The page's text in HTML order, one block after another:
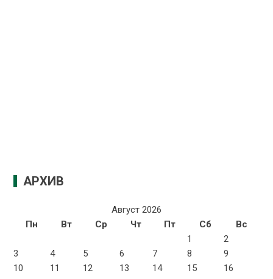
АРХИВ
Август 2026
Пн
Вт Ср Чт Пт Сб
Вс
1
2
3
4 5 6 7 8
9
10
11 12 13 14 15
16